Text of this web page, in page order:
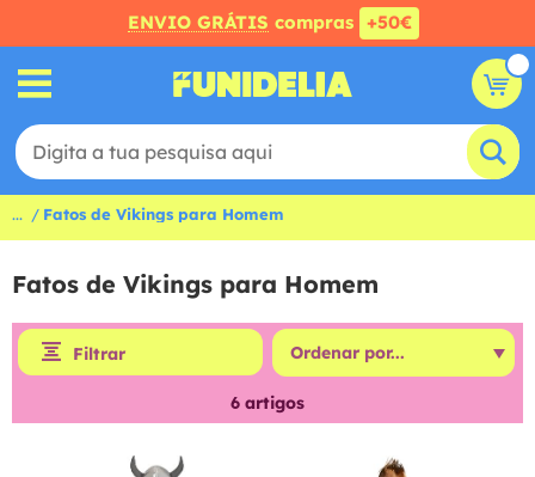
ENVIO GRÁTIS compras +50€
... Fatos de Vikings para Homem
Fatos de Vikings para Homem
Filtrar
6 artigos